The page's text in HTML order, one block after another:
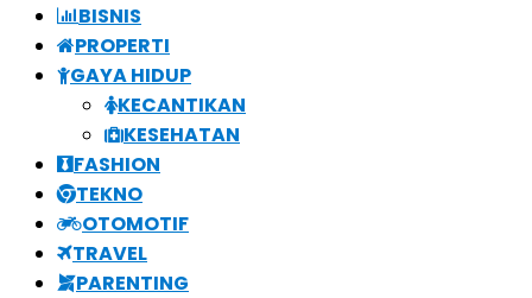
BISNIS
PROPERTI
GAYA HIDUP
KECANTIKAN
KESEHATAN
FASHION
TEKNO
OTOMOTIF
TRAVEL
PARENTING